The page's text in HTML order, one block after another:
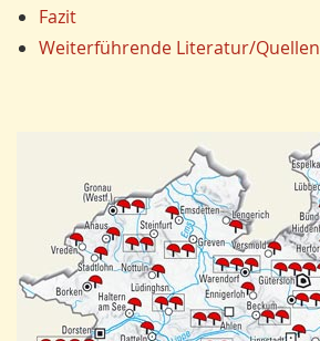
Fazit
Weiterführende Literatur/Quellen